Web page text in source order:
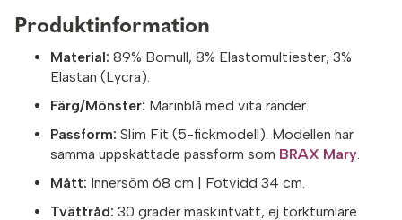
Produktinformation
Material: 89% Bomull, 8% Elastomultiester, 3%
Elastan (Lycra).
Färg/Mönster: Marinblå med vita ränder.
Passform: Slim Fit (5-fickmodell). Modellen har
samma uppskattade passform som BRAX Mary
Mått: Innersöm 68 cm | Fotvidd 34 cm.
Tvättråd: 30 grader maskintvätt, ej torktumlare